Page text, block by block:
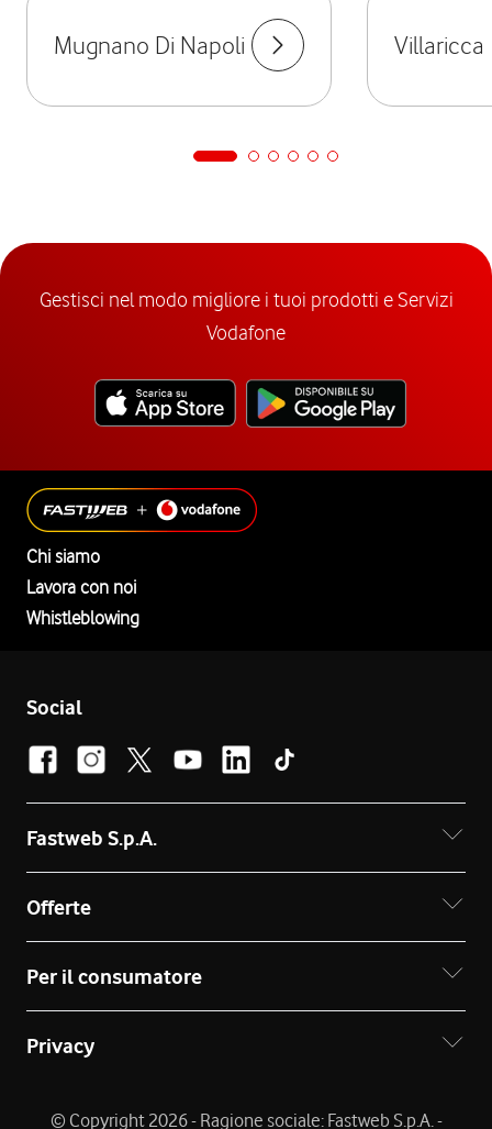
Mugnano Di Napoli Villaricca
Gestisci nel modo migliore i tuoi prodotti e Servizi
Vodafone
Chi siamo
Lavora con noi
Whistleblowing
Social
Fastweb S.p.A.
Offerte
Per il consumatore
Privacy
© Copyright 2026 - Ragione sociale: Fastweb S.p.A. -